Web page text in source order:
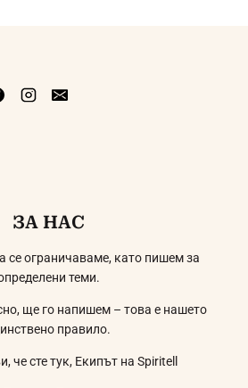
ЗА НАС
се ограничаваме, като пишем за
теми.
ще го напишем – това е нашето
правило.
че сте тук, Екипът на Spiritell